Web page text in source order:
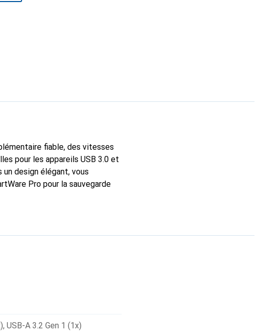
fiable, des vitesses
pour les appareils USB 3.0 et
un design élégant, vous
Pro pour la sauvegarde
, USB-A 3.2 Gen 1 (1x)